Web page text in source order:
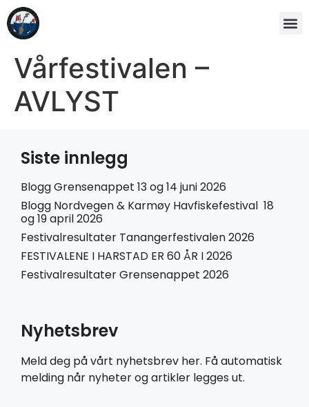
Vårfestivalen –
AVLYST
Siste innlegg
Blogg Grensenappet 13 og 14 juni 2026
Blogg Nordvegen & Karmøy Havfiskefestival 18
og 19 april 2026
Festivalresultater Tanangerfestivalen 2026
FESTIVALENE I HARSTAD ER 60 ÅR I 2026
Festivalresultater Grensenappet 2026
Nyhetsbrev
Meld deg på vårt nyhetsbrev her. Få automatisk
melding når nyheter og artikler legges ut.